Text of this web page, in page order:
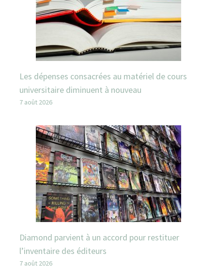
Les dépenses consacrées au matériel de cours
universitaire diminuent à nouveau
7 août 2026
Diamond parvient à un accord pour restituer
l’inventaire des éditeurs
7 août 2026